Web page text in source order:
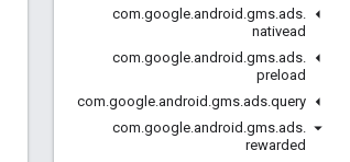
com.google.android .gms.ads.
nativead
com.google.android .gms.ads.
preload
com.google.android .gms.ads.query
com.google.android .gms.ads.
rewarded